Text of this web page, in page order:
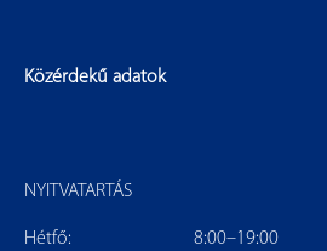
Közérdekű adatok
NYITVATARTÁS
Hétfő:
8:00–19:00